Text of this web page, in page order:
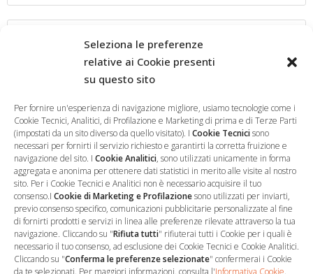
Seleziona le preferenze
relative ai Cookie presenti
su questo sito
Per fornire un'esperienza di navigazione migliore, usiamo tecnologie come i
Cookie Tecnici, Analitici, di Profilazione e Marketing di prima e di Terze Parti
(impostati da un sito diverso da quello visitato). I Cookie Tecnicisono
necessari per fornirti il servizio richiesto e garantirti la corretta fruizione e
navigazione del sito. I Cookie Analitici, sono utilizzati unicamente in forma
aggregata e anonima per ottenere dati statistici in merito alle visite al nostro
sito. Per i Cookie Tecnici e Analitici non è necessario acquisire il tuo
consenso.I Cookie di Marketing e Profilazionesono utilizzati per inviarti,
previo consenso specifico, comunicazioni pubblicitarie personalizzate al fine
di fornirti prodotti e servizi in linea alle preferenze rilevate attraverso la tua
navigazione. Cliccando su "Rifiuta tutti" rifiuterai tutti i Cookie per i quali è
necessario il tuo consenso, ad esclusione dei Cookie Tecnici e Cookie Analitici.
Cliccando su "Conferma le preferenze selezionate" confermerai i Cookie
da te selezionati. Per maggiori informazioni, consulta l'Informativa Cookie.
Salva il mio nome, email e sito web in questo browser per la
prossima volta che commento.
… Sede Operativa